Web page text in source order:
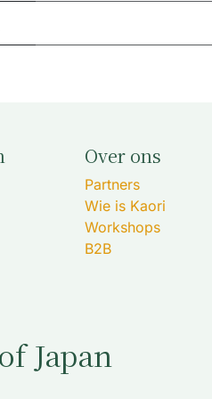
Over ons
Partners
Wie is Kaori
Workshops
B2B
of Japan